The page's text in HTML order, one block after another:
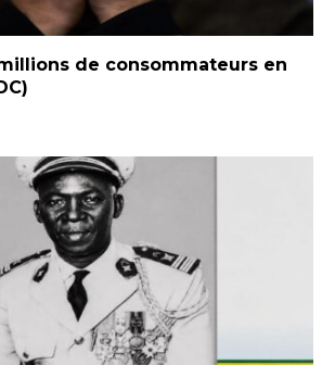
de consommateurs en